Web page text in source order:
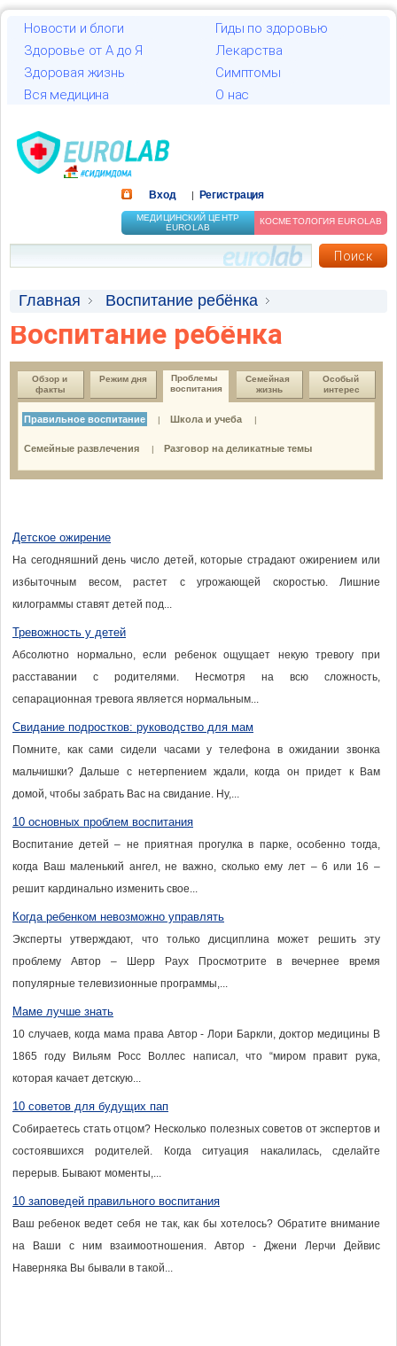
Новости и блоги
Гиды по здоровью
Здоровье от А до Я
Лекарства
Здоровая жизнь
Симптомы
Вся медицина
О нас
Вход Регистрация
МЕДИЦИНСКИЙ ЦЕНТР
EUROLAB
КОСМЕТОЛОГИЯ EUROLAB
Главная
Воспитание ребёнка
Проблемы воспитания
Правильное воспитание
Воспитание ребёнка
Обзор и
факты
Режим дня
Проблемы
воспитания
Семейная
жизнь
Особый
интерес
Правильное воспитание Школа и учеба
Семейные развлечения Разговор на деликатные темы
Детское ожирение
На сегодняшний день число детей, которые страдают ожирением или
избыточным весом, растет с угрожающей скоростью. Лишние
килограммы ставят детей под...
Тревожность у детей
Абсолютно нормально, если ребенок ощущает некую тревогу при
расставании с родителями. Несмотря на всю сложность,
сепарационная тревога является нормальным...
Свидание подростков: руководство для мам
Помните, как сами сидели часами у телефона в ожидании звонка
мальчишки? Дальше с нетерпением ждали, когда он придет к Вам
домой, чтобы забрать Вас на свидание. Ну,...
10 основных проблем воспитания
Воспитание детей – не приятная прогулка в парке, особенно тогда,
когда Ваш маленький ангел, не важно, сколько ему лет – 6 или 16 –
решит кардинально изменить свое...
Когда ребенком невозможно управлять
Эксперты утверждают, что только дисциплина может решить эту
проблему Автор – Шерр Раух Просмотрите в вечернее время
популярные телевизионные программы,...
Маме лучше знать
10 случаев, когда мама права Автор - Лори Баркли, доктор медицины В
1865 году Вильям Росс Воллес написал, что “миром правит рука,
которая качает детскую...
10 советов для будущих пап
Собираетесь стать отцом? Несколько полезных советов от экспертов и
состоявшихся родителей. Когда ситуация накалилась, сделайте
перерыв. Бывают моменты,...
10 заповедей правильного воспитания
Ваш ребенок ведет себя не так, как бы хотелось? Обратите внимание
на Ваши с ним взаимоотношения. Автор - Джени Лерчи Дейвис
Наверняка Вы бывали в такой...